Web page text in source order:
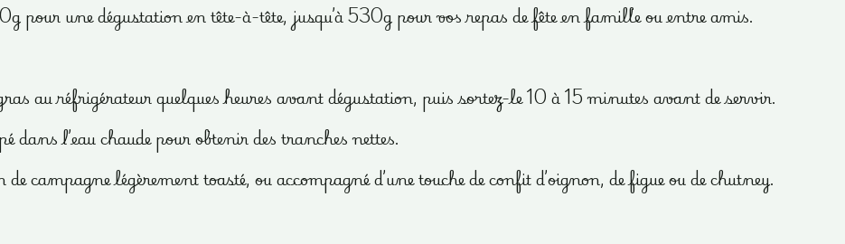
une dégustation en tête-à-tête, jusqu’à 530g pour vos repas de fête en famille ou entre amis.
au réfrigérateur quelques heures avant dégustation, puis sortez-le 10 à 15 minutes avant de servir.
l’eau chaude pour obtenir des tranches nettes.
campagne légèrement toasté, ou accompagné d’une touche de confit d’oignon, de figue ou de chutney.